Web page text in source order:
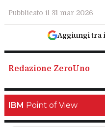
Pubblicato il 31 mar 2026
Aggiungi tra
Redazione ZeroUno
IBM Point of View